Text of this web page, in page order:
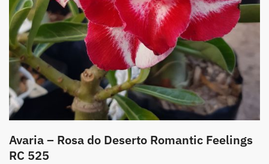
Avaria – Rosa do Deserto Romantic Feelings
RC 525